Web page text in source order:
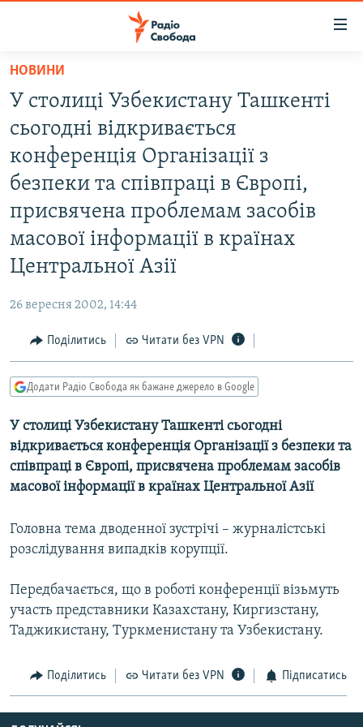
Перейти
основного
матеріалу
Перейти
до
основної
навігації
Перейти
до
пошуку
РАДІО СВОБОДА – 70 РОКІВ
ВСЕ ЗА ДОБУ
СТАТТІ
СУСПІЛЬСТВО
КУЛЬТУРА
СВІТ
ВІЙНА
РОСІЙСЬКА «ФІЛЬТРАЦІЯ»
ДОНБАС.РЕАЛІЇ
КРИМ.РЕАЛІЇ
КИТАЙ.ВИКЛИКИ
МУЛЬТИМЕДІА
СПЕЦПРОЄКТИ
ПОДКАСТИ
РУС
КТАТ
ДОЛУЧАЙСЯ!
НОВИНИ
У столиці Узбекистану Ташкенті
сьогодні відкривається
конференція Організації з
безпеки та співпраці в Європі,
присвячена проблемам засобів
масової інформації в країнах
Центральної Азії
26 вересня 2002, 14:44
Поділитись Читати без VPN
Додати Радіо Свобода як бажане джерело в Google
У столиці Узбекистану Ташкенті сьогодні
відкривається конференція Організації з безпеки та
співпраці в Європі, присвячена проблемам засобів
масової інформації в країнах Центральної Азії
Головна тема дводенної зустрічі – журналістські
розслідування випадків корупції.
Передбачається, що в роботі конференції візьмуть
участь представники Казахстану, Киргизстану,
Таджикистану, Туркменистану та Узбекистану.
Поділитись Читати без VPN Підписатись